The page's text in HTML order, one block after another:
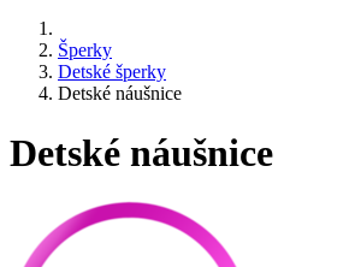
Šperky
Detské šperky
Detské náušnice
Detské náušnice